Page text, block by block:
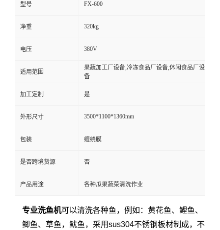
型号 FX-600
净重 320kg
电压 380V
适用范围
果蔬加工厂设备,冷冻食品厂设备,休闲食品厂设
备
加工定制 是
外形尺寸 3500*1100*1360mm
包装 缠绕膜
是否跨境货源 否
产品用途 各种瓜果蔬菜清洗作业
专业洗鱼机可以清洗各种鱼，例如：黄花鱼、鲤鱼、
鲫鱼、草鱼，鱿鱼， 采用sus304不锈钢板材制成，不